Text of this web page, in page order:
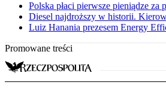
Polska płaci pierwsze pieniądze
Diesel najdroższy w historii.
Luiz Hanania prezesem Energy
Promowane treści